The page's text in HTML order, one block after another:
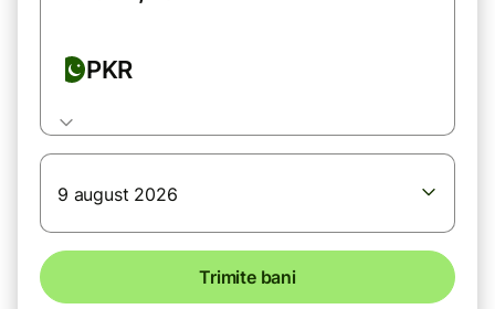
PKR
9 august 2026
Trimite bani